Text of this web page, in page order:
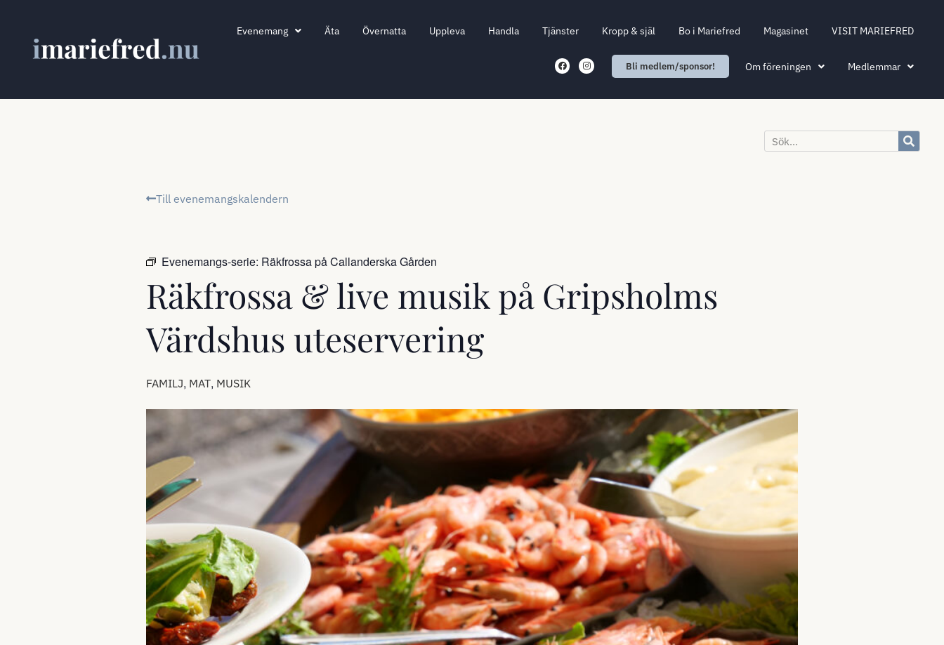
Evenemang Äta Övernatta Uppleva Handla Tjänster Kropp & själ Bo i Mariefred Magasinet VISIT MARIEFRED
Bli medlem/sponsor! Om föreningen Medlemmar
Till evenemangskalendern
Evenemangs-serie: Räkfrossa på Callanderska Gården
Räkfrossa & live musik på Gripsholms
Värdshus uteservering
FAMILJ, MAT, MUSIK